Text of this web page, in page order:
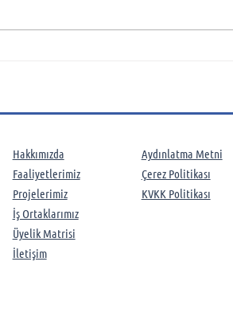
edilen S2E/T Tracker
Hakkımızda
Faaliyetlerimiz​
Projelerimiz
İş Ortaklarımız
Üyelik Matrisi
İletişim
Aydınlatma Metni
Çerez Politikası
KVKK Politikası